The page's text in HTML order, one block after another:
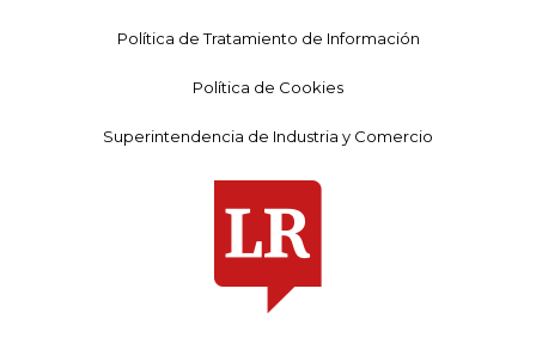
Política de Tratamiento de Información
Política de Cookies
Superintendencia de Industria y Comercio